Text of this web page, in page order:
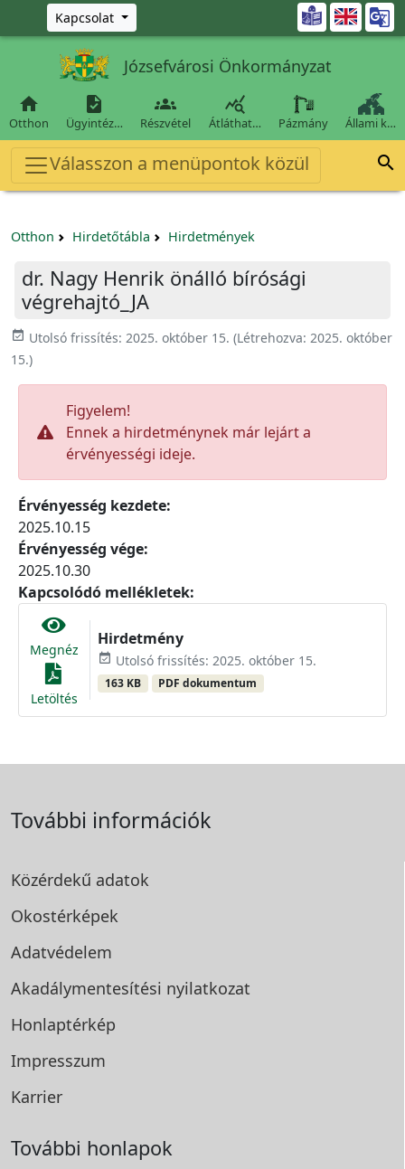
Ugrás a fő tartalomra
Kapcsolat 
Józsefvárosi Önkormányzat

Otthon

Ügyintéz…

Részvétel

Átláthat… Pázmány Állami k…
Válasszon a menüpontok közül 
Otthon Hirdetőtábla Hirdetmények
dr. Nagy Henrik önálló bírósági
végrehajtó_JA
event_available Utolsó frissítés: 2025. október 15. (Létrehozva: 2025. október
15.)
Figyelem!
Ennek a hirdetménynek már lejárt a
érvényességi ideje.
Érvényesség kezdete:
2025.10.15
Érvényesség vége:
2025.10.30
Kapcsolódó mellékletek:
Megnéz
Letöltés
Hirdetmény
event_available Utolsó frissítés: 2025. október 15.
163 KB PDF dokumentum
További információk
Közérdekű adatok
Okostérképek
Adatvédelem
Akadálymentesítési nyilatkozat
Honlaptérkép
Impresszum
Karrier
További honlapok